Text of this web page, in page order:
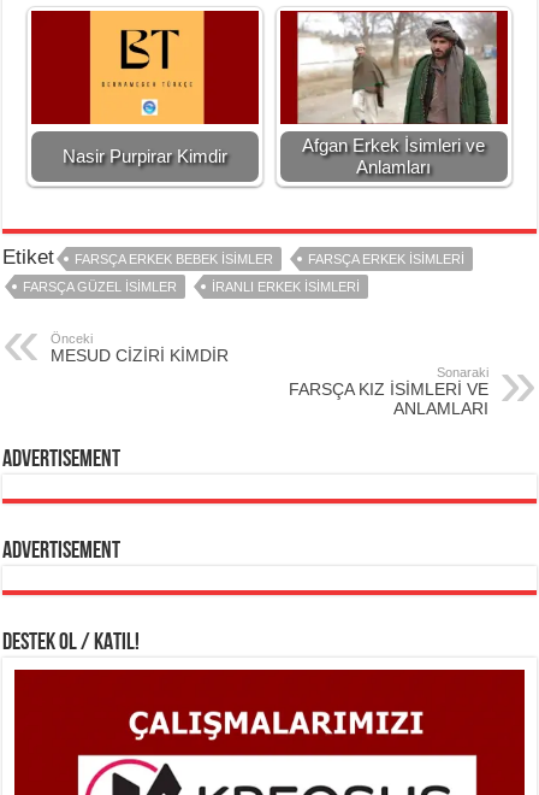
Nasir Purpirar Kimdir
Afgan Erkek İsimleri ve
Anlamları
Etiket FARSÇA ERKEK BEBEK ISIMLER
FARSÇA ERKEK ISIMLERI
FARSÇA GÜZEL ISIMLER
İRANLI ERKEK ISIMLERI
Önceki
MESUD CİZİRİ KİMDİR
Sonaraki
FARSÇA KIZ İSİMLERİ VE
ANLAMLARI
Advertisement
Advertisement
DESTEK OL / KATIL!